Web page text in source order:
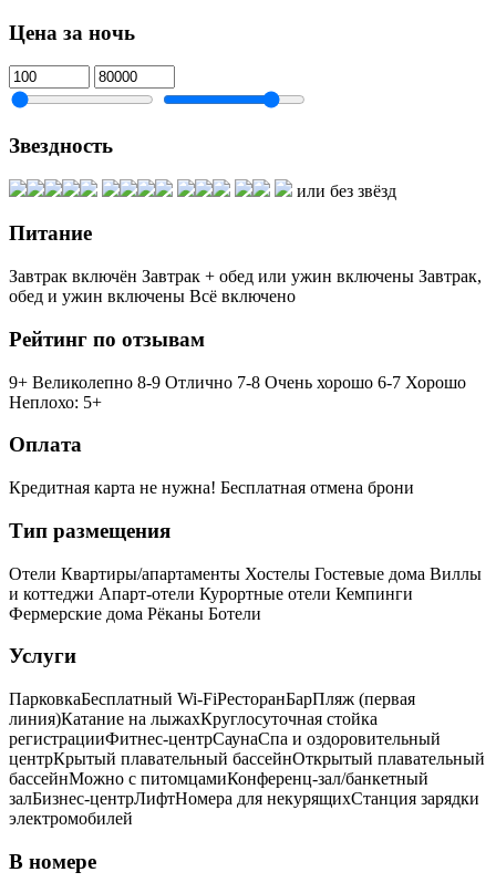
Цена за ночь
Звездность
или без звёзд
Питание
Завтрак включён Завтрак + обед или ужин включены Завтрак,
обед и ужин включены Всё включено
Рейтинг по отзывам
9+ Великолепно 8-9 Отлично 7-8 Очень хорошо 6-7 Хорошо
Неплохо: 5+
Оплата
Кредитная карта не нужна! Бесплатная отмена брони
Тип размещения
Отели Квартиры/апартаменты Хостелы Гостевые дома Виллы
и коттеджи Апарт-отели Курортные отели Кемпинги
Фермерские дома Рёканы Ботели
Услуги
ПарковкаБесплатный Wi-FiРесторанБарПляж (первая
линия)Катание на лыжахКруглосуточная стойка
регистрацииФитнес-центрСаунаСпа и оздоровительный
центрКрытый плавательный бассейнОткрытый плавательный
бассейнМожно с питомцамиКонференц-зал/банкетный
залБизнес-центрЛифтНомера для некурящихCтанция зарядки
электромобилей
В номере